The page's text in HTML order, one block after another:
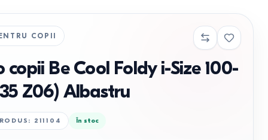
COPII
copii Be Cool Foldy i-Size 100-
Z06) Albastru
: 211104 În stoc